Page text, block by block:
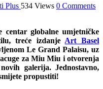
Plus 534 Views 0 Comments
centar globalne umjetničke
treće izdanje Art Basel
Le Grand Palaisu, uz
za Miu Miu i otvorenja
galerija. Jednostavno,
propustiti!